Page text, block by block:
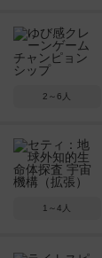
2～6人
1～4人